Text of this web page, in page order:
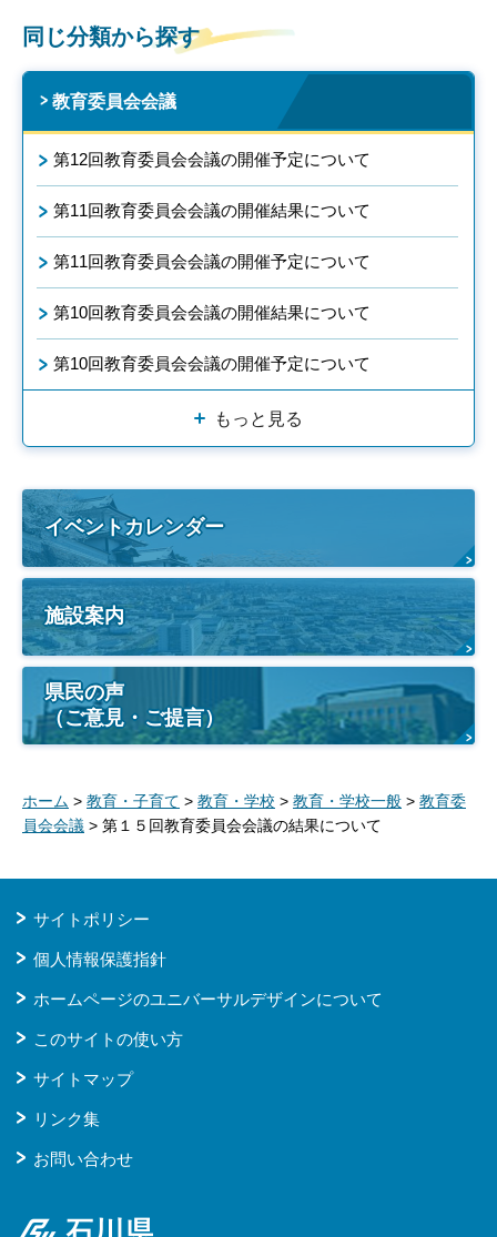
同じ分類から探す
教育委員会会議
第12回教育委員会会議の開催予定について
第11回教育委員会会議の開催結果について
第11回教育委員会会議の開催予定について
第10回教育委員会会議の開催結果について
第10回教育委員会会議の開催予定について
もっと見る
イベントカレンダー
施設案内
県民の声
（ご意見・ご提言）
ホーム > 教育・子育て > 教育・学校 > 教育・学校一般 > 教育委
員会会議 > 第１５回教育委員会会議の結果について
サイトポリシー
個人情報保護指針
ホームページのユニバーサルデザインについて
このサイトの使い方
サイトマップ
リンク集
お問い合わせ
石川県